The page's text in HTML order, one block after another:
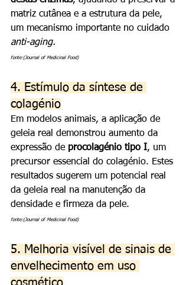
matriz cutânea e a estrutura da pele,
um mecanismo importante no cuidado
anti-aging.
fonte:(Journal of Medicinal Food)
4. Estímulo da síntese de
colagénio
Em modelos animais, a aplicação de
geleia real demonstrou aumento da
expressão de procolagénio tipo I, um
precursor essencial do colagénio. Estes
resultados sugerem um potencial real
da geleia real na manutenção da
densidade e firmeza da pele.
fonte:(Journal of Medicinal Food)
5. Melhoria visível de sinais de
envelhecimento em uso